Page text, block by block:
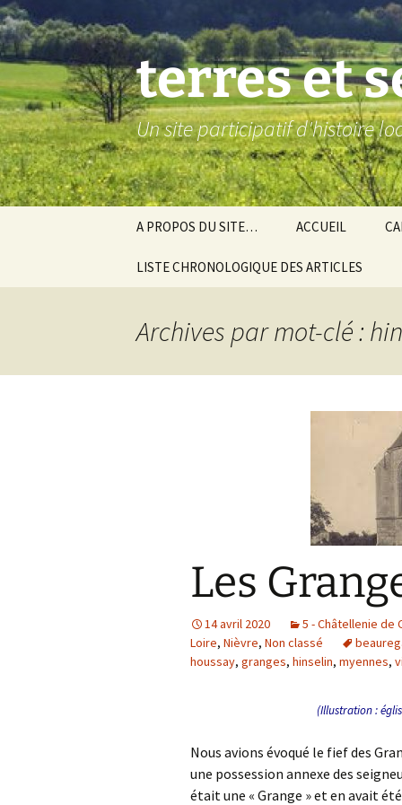
Aller
au
contenu
terres et
Un site participatif d'histoire
A PROPOS DU SITE… ACCUEIL
LISTE CHRONOLOGIQUE DES ARTICLES
Archives par mot-clé :
Les
14 avril 2020 5 - Châtellenie de
Loire, Nièvre, Non classé
houssay, granges, hinselin, myennes,
(Illustration :
Nous avions évoqué le fief des
une possession annexe des
était une « Grange » et en avait